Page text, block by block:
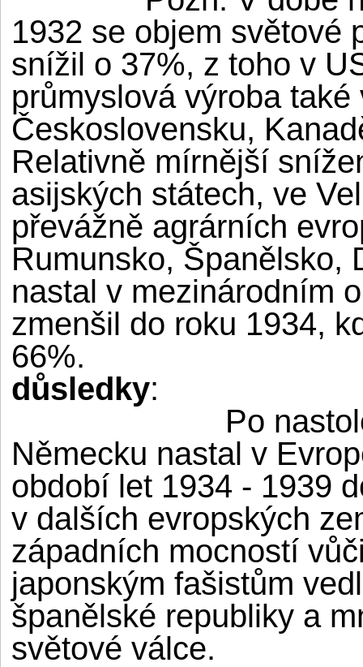
1932 se objem světové
snížil o 37%, z toho v
průmyslová výroba
Československu,
Relativně mírnější
asijských státech, ve
převážně agrárních
Rumunsko, Španělsko,
nastal v mezinárodním
zmenšil do roku 1934,
66%.
důsledky:
Po
Německu nastal v
období let 1934 - 1939
v dalších evropských
západních mocností
japonským fašistům
španělské republiky a
světové válce.